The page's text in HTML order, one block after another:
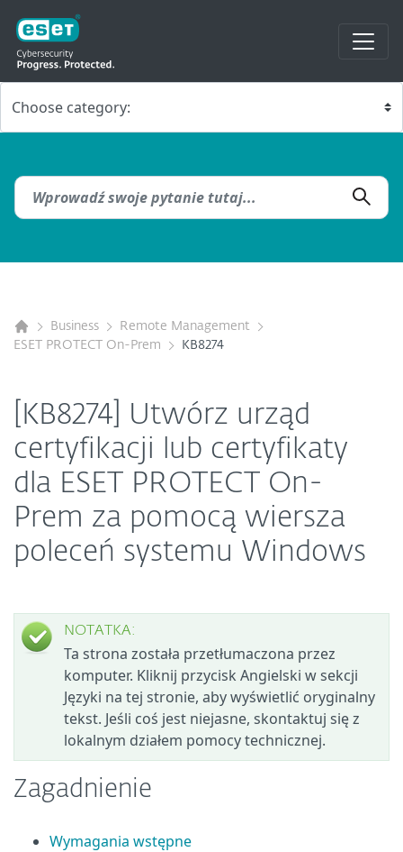
Business
Remote Management
ESET PROTECT On-Prem
KB8274
[KB8274] Utwórz urząd
certyfikacji lub certyfikaty
dla ESET PROTECT On-
Prem za pomocą wiersza
poleceń systemu Windows
NOTATKA:
Ta strona została przetłumaczona przez
komputer. Kliknij przycisk Angielski w sekcji
Języki na tej stronie, aby wyświetlić oryginalny
tekst. Jeśli coś jest niejasne, skontaktuj się z
lokalnym działem pomocy technicznej.
Zagadnienie
Wymagania wstępne